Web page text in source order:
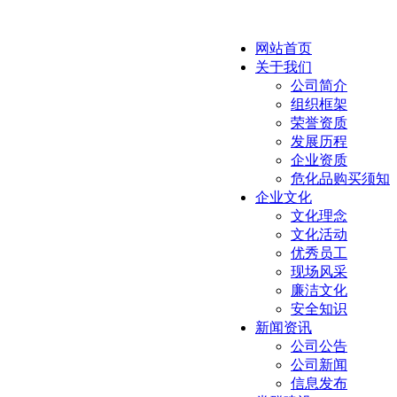
网站首页
关于我们
公司简介
组织框架
荣誉资质
发展历程
企业资质
危化品购买须知
企业文化
文化理念
文化活动
优秀员工
现场风采
廉洁文化
安全知识
新闻资讯
公司公告
公司新闻
信息发布